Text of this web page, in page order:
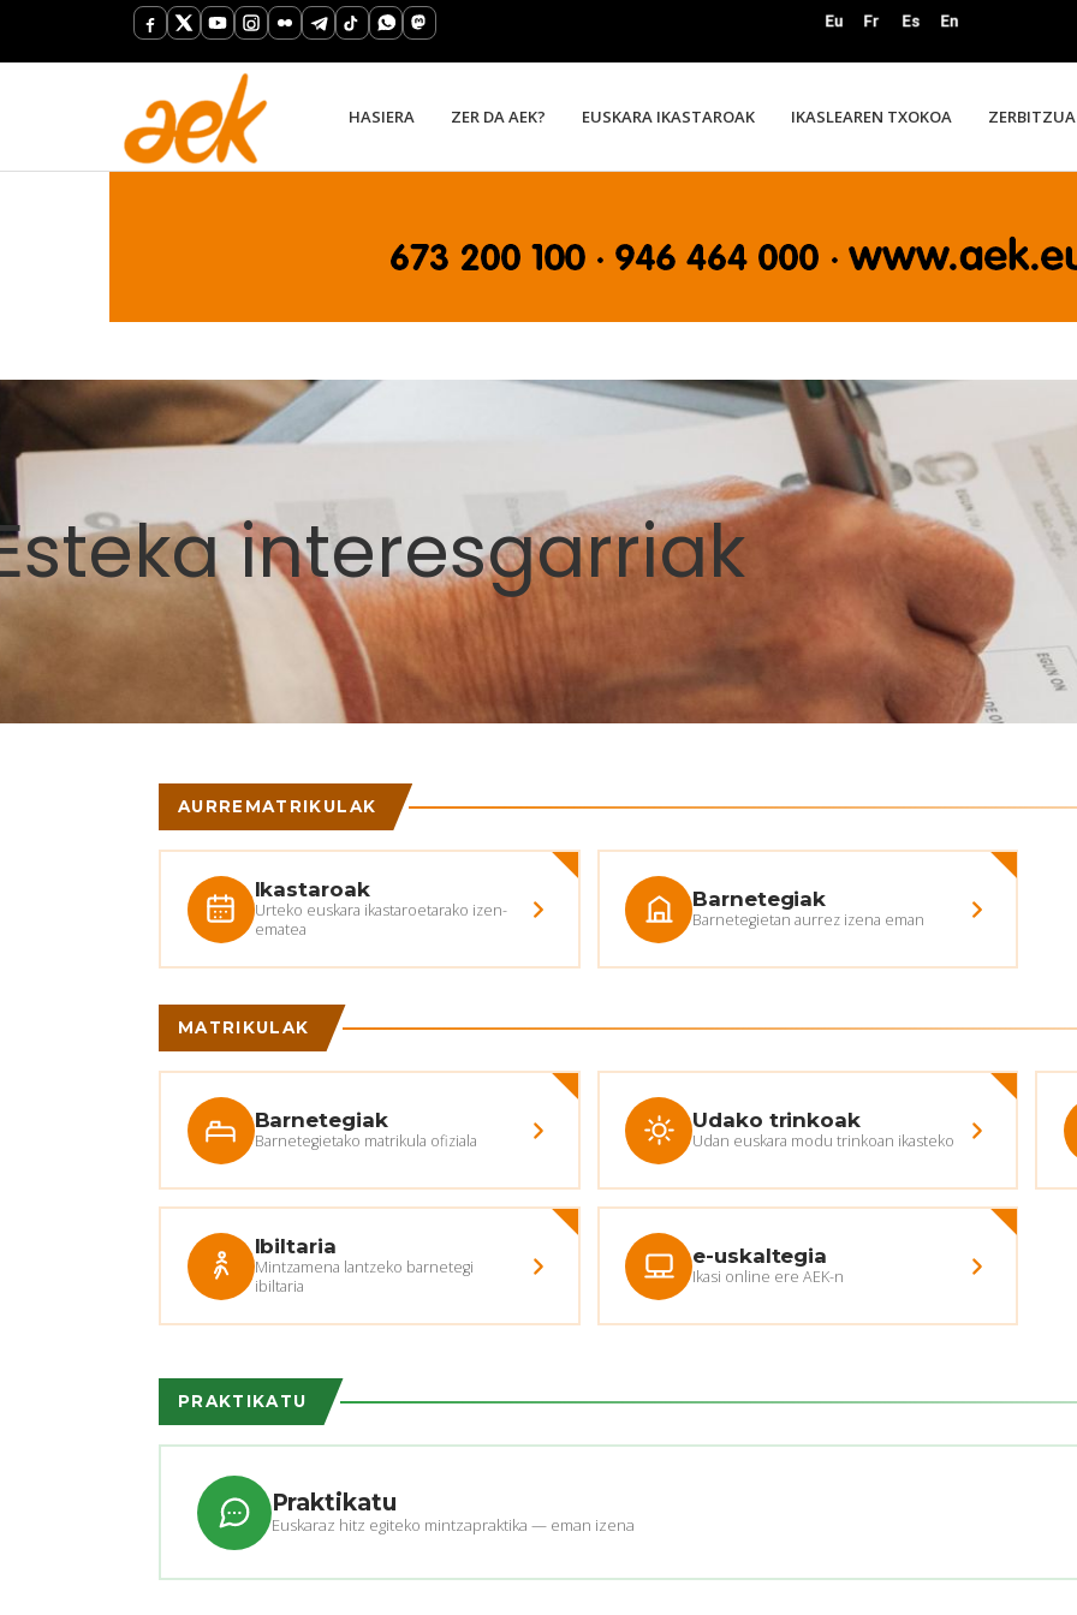
HASIERA ZER DA AEK? EUSKARA IKASTAROAK IKASLEAREN TXOKOA
interesgarriak
AURREMATRIKULAK
Ikastaroak
Urteko euskara ikastaroetarako izen-
ematea
Barnetegiak
Barnetegietan aurrez izena eman
MATRIKULAK
Barnetegiak
Barnetegietako matrikula ofiziala
Udako trinkoak
Udan euskara modu trinkoan ikasteko
Ibiltaria
Mintzamena lantzeko barnetegi
ibiltaria
e-uskaltegia
Ikasi online ere AEK-n
PRAKTIKATU
Praktikatu
Euskaraz hitz egiteko mintzapraktika — eman izena